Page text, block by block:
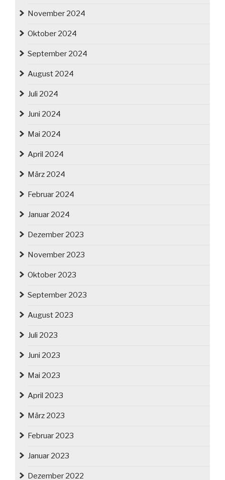
November 2024
Oktober 2024
September 2024
August 2024
Juli 2024
Juni 2024
Mai 2024
April 2024
März 2024
Februar 2024
Januar 2024
Dezember 2023
November 2023
Oktober 2023
September 2023
August 2023
Juli 2023
Juni 2023
Mai 2023
April 2023
März 2023
Februar 2023
Januar 2023
Dezember 2022